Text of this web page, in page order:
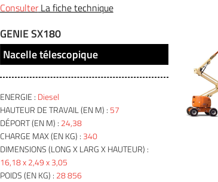
ConsulterLa fiche technique
GENIE SX180
Nacelle télescopique
ENERGIE : Diesel
HAUTEUR DE TRAVAIL (EN M) : 57
DÉPORT (EN M) : 24,38
CHARGE MAX (EN KG) : 340
DIMENSIONS (LONG X LARG X HAUTEUR) :
16,18 x 2,49 x 3,05
POIDS (EN KG) : 28 856